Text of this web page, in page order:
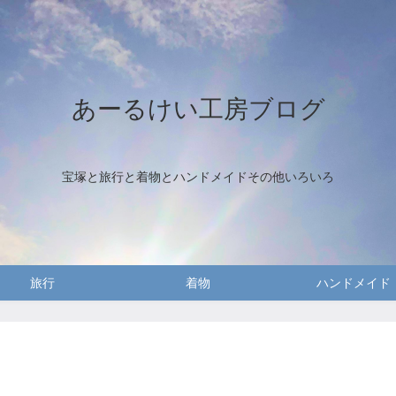
あーるけい工房ブログ
宝塚と旅行と着物とハンドメイドその他いろいろ
旅行 着物 ハンドメイド